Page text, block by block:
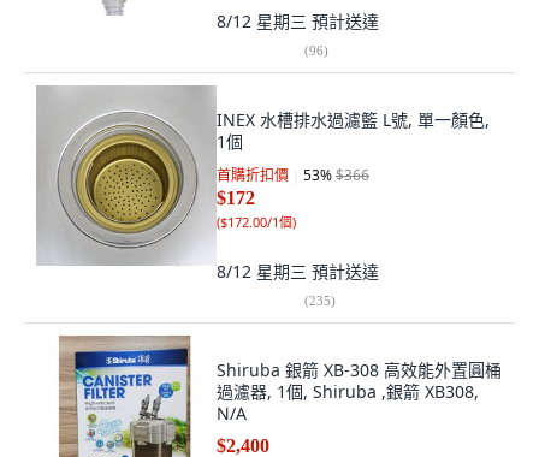
8/12 星期三 預計送達
(96)
INEX 水槽排水過濾籃 L號, 單一顏色,
1個
首購折扣價 53%$366
$172
($172.00/1個)
8/12 星期三 預計送達
(235)
Shiruba 銀箭 XB-308 高效能外置圓桶
過濾器, 1個, Shiruba ,銀箭 XB308,
N/A
$2,400